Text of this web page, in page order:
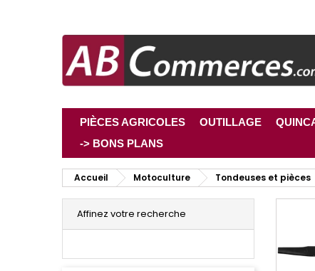
PIÈCES AGRICOLES OUTILLAGE
-> BONS PLANS
Accueil Motoculture Tondeuses et pièces
Affinez votre recherche